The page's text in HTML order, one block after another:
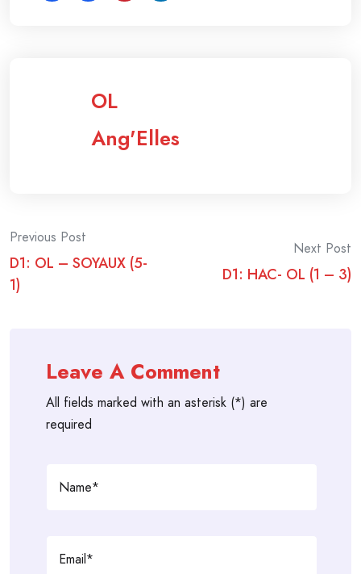
OL
Ang'Elles
Post
navigation
Previous Post
D1: OL – SOYAUX (5-
1)
Next Post
D1: HAC- OL (1 – 3)
Leave A Comment
All fields marked with an asterisk (*) are
required